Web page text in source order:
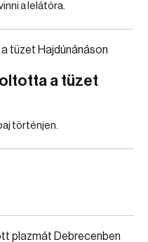
a lelátóra.
a tüzet
történjen.